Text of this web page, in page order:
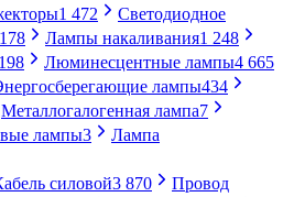
1 472
Светодиодное
178 Лампы накаливания1 248
198 Люминесцентные лампы4 665
лампы434
Металлогалогенная лампа7
лампы3
Лампа
силовой3 870
Провод